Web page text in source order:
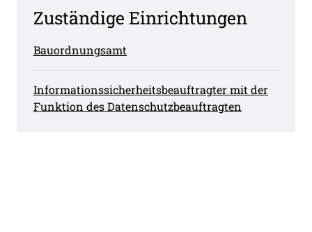
Zuständige Einrichtungen
Bauordnungsamt
Informationssicherheitsbeauftragter mit der
Funktion des Datenschutzbeauftragten